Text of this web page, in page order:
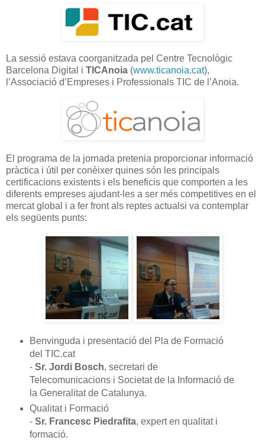
La sessió estava coorganitzada pel Centre Tecnològic
Barcelona Digital i TICAnoia (www.ticanoia.cat),
l’Associació d’Empreses i Professionals TIC de l’Anoia.
El programa de la jornada pretenia proporcionar informació
pràctica i útil per conèixer quines són les principals
certificacions existents i els beneficis que comporten a les
diferents empreses ajudant-les a ser més competitives en el
mercat global i a fer front als reptes actualsi va contemplar
els següents punts:
Benvinguda i presentació del Pla de Formació
del TIC.cat
- Sr. Jordi Bosch, secretari de
Telecomunicacions i Societat de la Informació de
la Generalitat de Catalunya.
Qualitat i Formació
- Sr. Francesc Piedrafita, expert en qualitat i
formació.